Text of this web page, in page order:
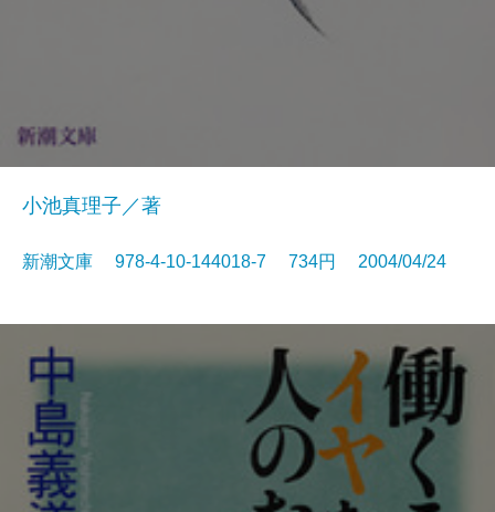
小池真理子／著
新潮文庫 978-4-10-144018-7 734円 2004/04/24